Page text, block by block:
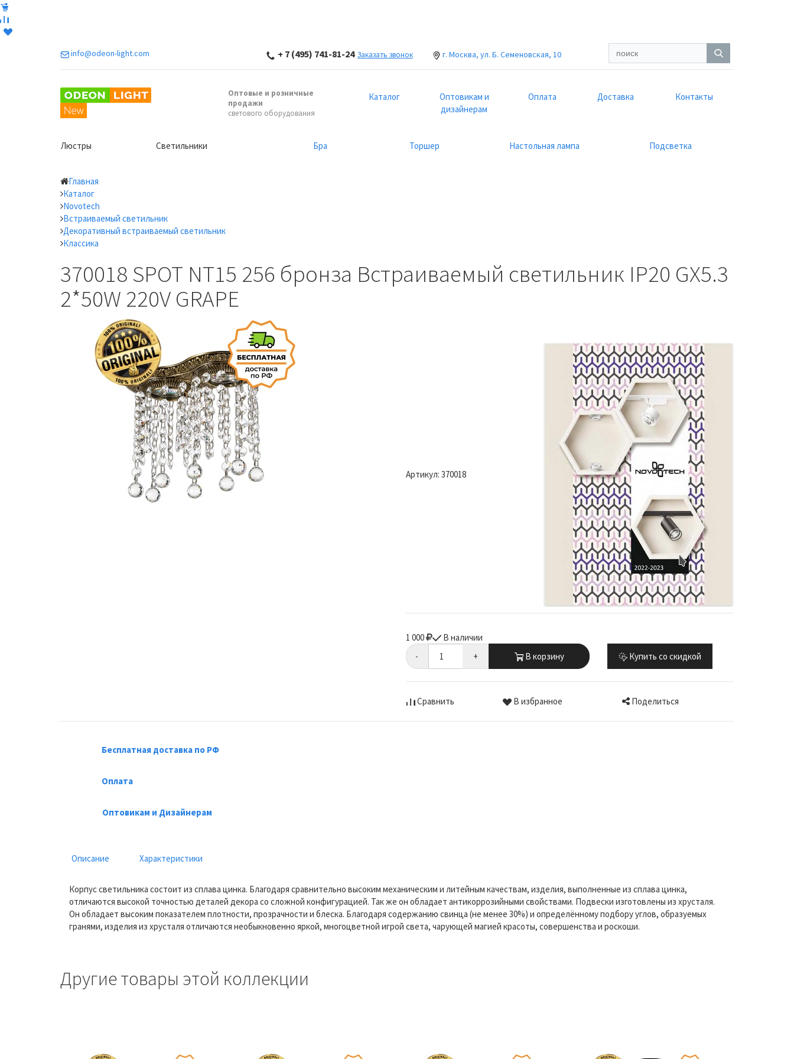
info@odeon-light.com + 7 (495) 741-81-24 Заказать звонок г. Москва, ул. Б. Семеновская, 10
Оптовые и розничные
продажи
светового оборудования
Каталог
Оптовикам и
дизайнерам
Оплата Доставка Контакты
Люстры Светильники Бра Торшер Настольная лампа Подсветка
Главная
Каталог
Novotech
Встраиваемый светильник
Декоративный встраиваемый светильник
Классика
370018 SPOT NT15 256 бронза Встраиваемый светильник IP20 GX5.3
2*50W 220V GRAPE
Артикул: 370018
1 000
В наличии
-
+ В корзину Купить со скидкой
Сравнить В избранное Поделиться
Бесплатная доставка по РФ
Оплата
Оптовикам и Дизайнерам
Описание Характеристики
Корпус светильника состоит из сплава цинка. Благодаря сравнительно высоким механическим и литейным качествам, изделия, выполненные из сплава цинка,
отличаются высокой точностью деталей декора со сложной конфигурацией. Так же он обладает антикоррозийными свойствами. Подвески изготовлены из хрусталя.
Он обладает высоким показателем плотности, прозрачности и блеска. Благодаря содержанию свинца (не менее 30%) и определённому подбору углов, образуемых
гранями, изделия из хрусталя отличаются необыкновенно яркой, многоцветной игрой света, чарующей магией красоты, совершенства и роскоши.
Другие товары этой коллекции